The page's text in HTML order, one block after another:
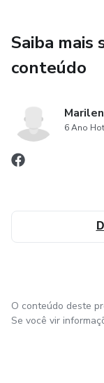
Saiba mais
conteúdo
6 Ano
O conteúdo deste
Se você vir